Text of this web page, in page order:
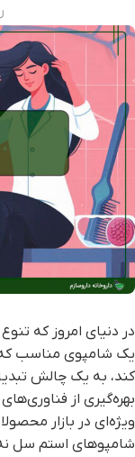
در دنیای امروز که
یک شامپوی مناسب که
کند، به یک چالش
بهره‌گیری از
ویژه‌ای در بازار
شامپوهای استم سل نه